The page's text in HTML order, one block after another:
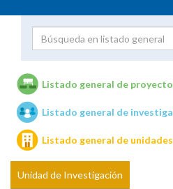
Unidades de
Listado general de
Listado general de
Listado general de
Unidad de Investigación